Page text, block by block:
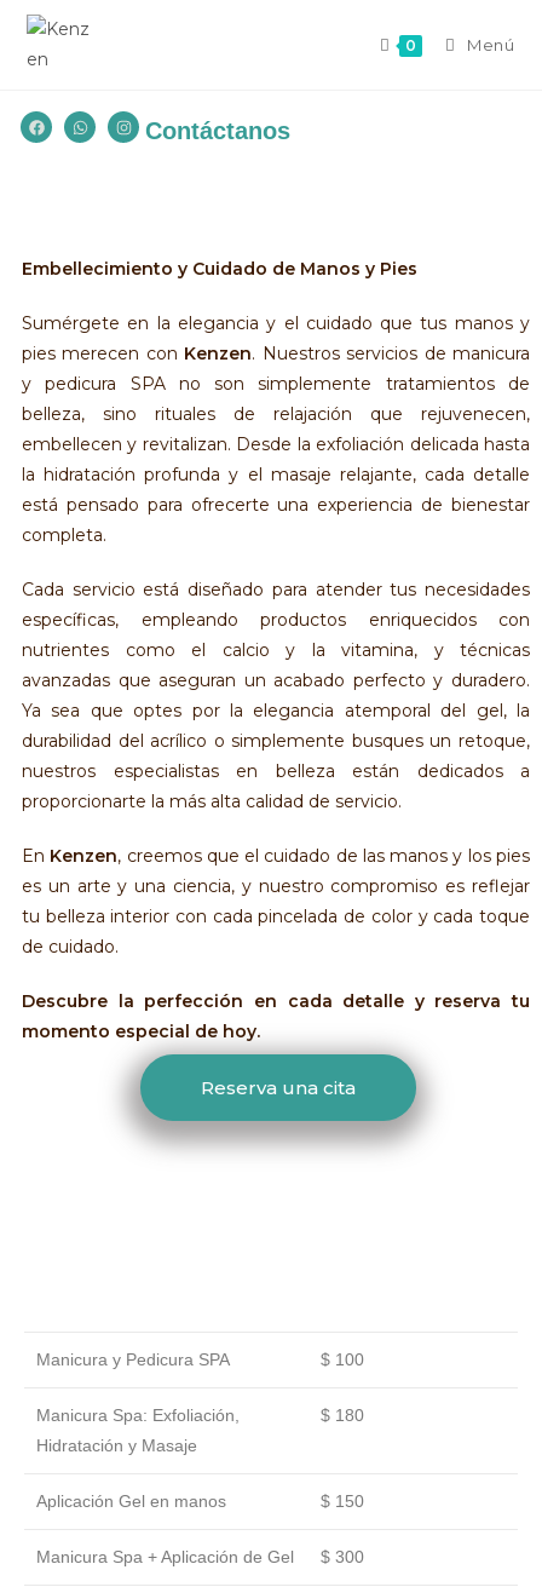
0 Menú
Contáctanos
Embellecimiento y Cuidado de Manos y Pies
Sumérgete en la elegancia y el cuidado que tus manos y
pies merecen con Kenzen. Nuestros servicios de manicura
y pedicura SPA no son simplemente tratamientos de
belleza, sino rituales de relajación que rejuvenecen,
embellecen y revitalizan. Desde la exfoliación delicada hasta
la hidratación profunda y el masaje relajante, cada detalle
está pensado para ofrecerte una experiencia de bienestar
completa.
Cada servicio está diseñado para atender tus necesidades
específicas, empleando productos enriquecidos con
nutrientes como el calcio y la vitamina, y técnicas
avanzadas que aseguran un acabado perfecto y duradero.
Ya sea que optes por la elegancia atemporal del gel, la
durabilidad del acrílico o simplemente busques un retoque,
nuestros especialistas en belleza están dedicados a
proporcionarte la más alta calidad de servicio.
En Kenzen, creemos que el cuidado de las manos y los pies
es un arte y una ciencia, y nuestro compromiso es reflejar
tu belleza interior con cada pincelada de color y cada toque
de cuidado.
Descubre la perfección en cada detalle y reserva tu
momento especial de hoy.
Reserva una cita
Manicura y Pedicura SPA $ 100
Manicura Spa: Exfoliación,
Hidratación y Masaje
$ 180
Aplicación Gel en manos $ 150
Manicura Spa + Aplicación de Gel $ 300